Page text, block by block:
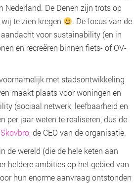
Nederland. De Denen zijn trots op
te zien kregen
. De focus van de
voor sustainability (en in
en recreëren binnen fiets- of OV-
met stadsontwikkeling
maakt plaats voor woningen en
(sociaal netwerk, leefbaarheid en
per jaar weten te realiseren, dus de
de CEO van de organisatie.
de wereld (die de hele keten aan
heldere ambities op het gebied van
hun enorme aanvraag ontstonden